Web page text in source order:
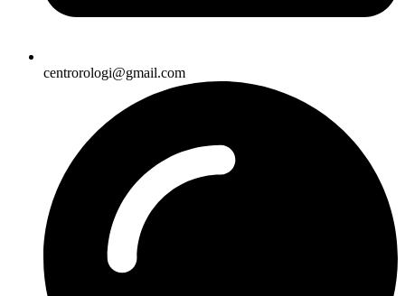
centrorologi@gmail.com